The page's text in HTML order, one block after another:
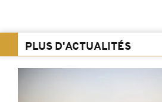
PLUS D'ACTUALITÉS